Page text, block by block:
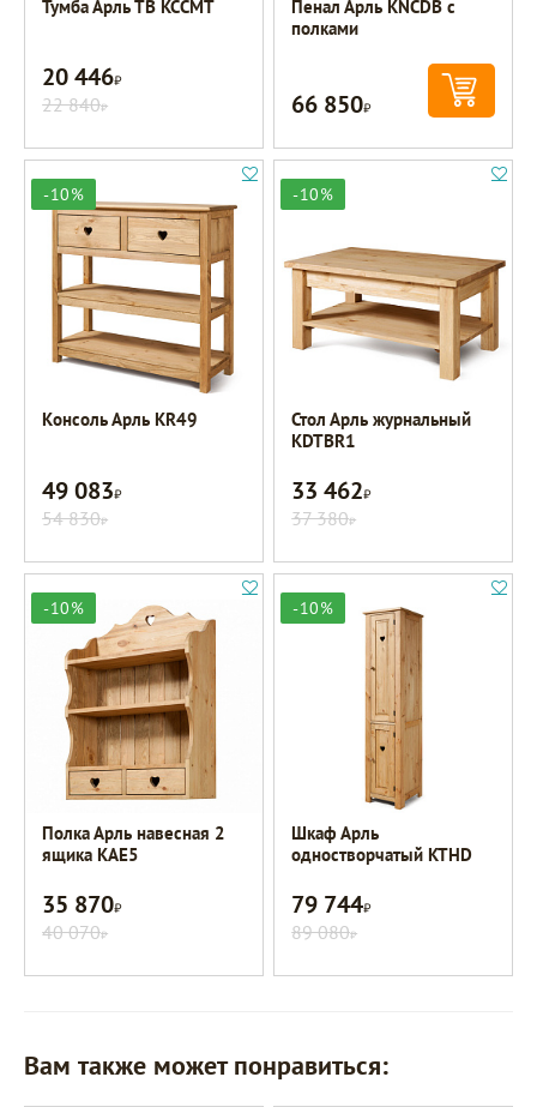
Тумба Арль ТВ KCCMT
20 446Р
22 840Р
Пенал Арль KNCDB с
полками
66 850Р
-10%
Консоль Арль KR49
49 083Р
54 830Р
-10%
Стол Арль журнальный
KDTBR1
33 462Р
37 380Р
-10%
Полка Арль навесная 2
ящика KAE5
35 870Р
40 070Р
-10%
Шкаф Арль
одностворчатый KTHD
79 744Р
89 080Р
Вам также может понравиться: